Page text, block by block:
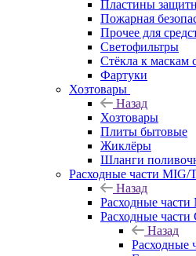
Пластины
Пожарная
Прочее для
Светофильтры
Стёкла к маскам
Фартуки
Хозтовары
Назад
Хозтовары
Плиты бытовые
Жиклёры
Шланги
Расходные части MIG/
Назад
Расходные
Расходные части
Назад
Расходные